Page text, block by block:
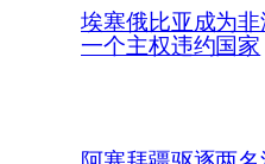
埃塞俄比亚成为
一个主权违约国家